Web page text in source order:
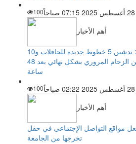
100
أهم الأخبار
ساعات حاسمة في دبي: تدشين 5 خطوط جديدة للحافلات و10
مناطق سوف تتخلص من الزحام المروري بشكل نهائي بعد 48
ساعة
100
أهم الأخبار
مواقع التواصل الإجتماعي في حفل
تخرجها من الجامعة